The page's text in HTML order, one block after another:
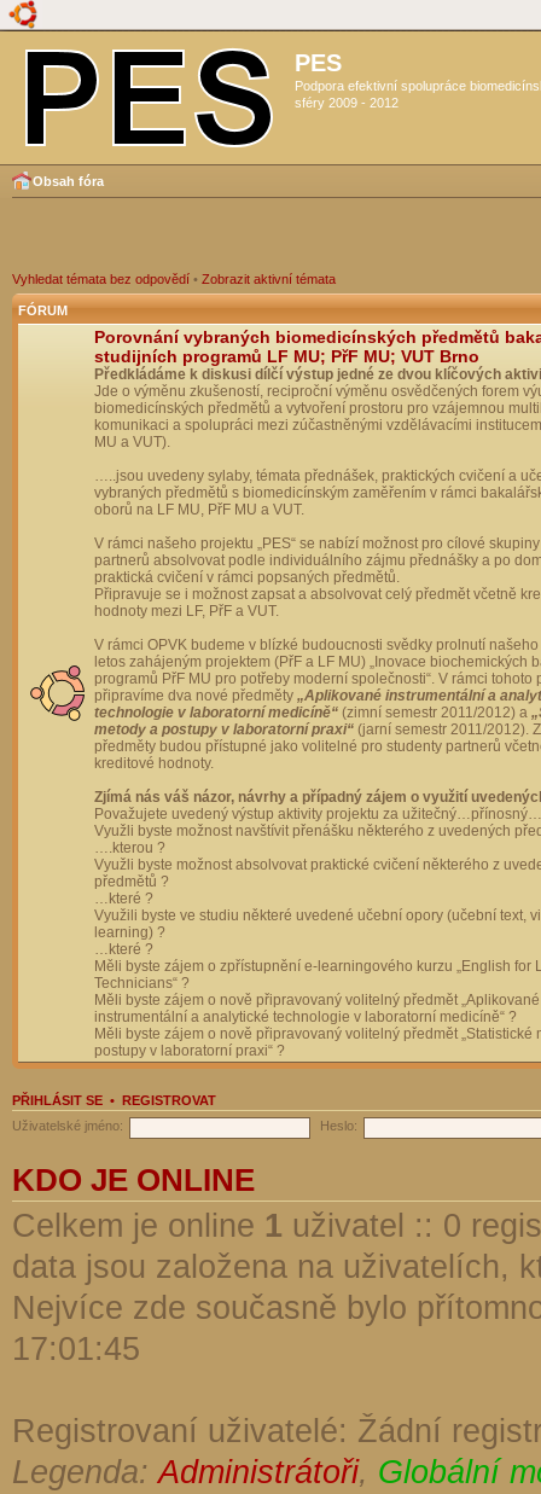
PES
Podpora efektivní spolupráce
sféry 2009 - 2012
Obsah fóra
Vyhledat témata bez odpovědí • Zobrazit aktivní témata
FÓRUM
Porovnání vybraných biomedicínských předmětů
studijních programů LF MU; PřF MU; VUT Brno
Předkládáme k diskusi dílčí výstup jedné ze dvou klíčových
Jde o výměnu zkušeností, reciproční výměnu osvědčených forem
biomedicínských předmětů a vytvoření prostoru pro vzájemnou
komunikaci a spolupráci mezi zúčastněnými vzdělávacími
MU a VUT).
…..jsou uvedeny sylaby, témata přednášek, praktických cvičení a
vybraných předmětů s biomedicínským zaměřením v rámci
oborů na LF MU, PřF MU a VUT.
V rámci našeho projektu „PES“ se nabízí možnost pro cílové
partnerů absolvovat podle individuálního zájmu přednášky a po
praktická cvičení v rámci popsaných předmětů.
Připravuje se i možnost zapsat a absolvovat celý předmět včetně
hodnoty mezi LF, PřF a VUT.
V rámci OPVK budeme v blízké budoucnosti svědky prolnutí
letos zahájeným projektem (PřF a LF MU) „Inovace biochemických
programů PřF MU pro potřeby moderní společnosti“. V rámci tohoto
připravíme dva nové předměty „Aplikované instrumentální a
technologie v laboratorní medicíně“ (zimní semestr 2011/2012) a
metody a postupy v laboratorní praxi“ (jarní semestr 2011/2012).
předměty budou přístupné jako volitelné pro studenty partnerů
kreditové hodnoty.
Zjímá nás váš názor, návrhy a případný zájem o využití
Považujete uvedený výstup aktivity projektu za
Využli byste možnost navštívit přenášku některého z uvedených
….kterou ?
Využli byste možnost absolvovat praktické cvičení některého z
předmětů ?
…které ?
Využili byste ve studiu některé uvedené učební opory (učební text,
learning) ?
…které ?
Měli byste zájem o zpřístupnění e-learningového kurzu „English for
Technicians“ ?
Měli byste zájem o nově připravovaný volitelný předmět „Aplikované
instrumentální a analytické technologie v laboratorní medicíně“ ?
Měli byste zájem o nově připravovaný volitelný předmět „Statistické
postupy v laboratorní praxi“ ?
PŘIHLÁSIT SE • REGISTROVAT
Uživatelské jméno:
Heslo:
KDO JE ONLINE
Celkem je online 1 uživatel :: 0
data jsou založena na uživatelích,
Nejvíce zde současně bylo
17:01:45
Registrovaní uživatelé: Žádní
Legenda:Administrátoři, Globální